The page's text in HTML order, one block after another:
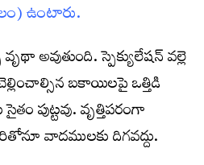
ఉంటారు.
అవుతుంది. స్పెక్యులేషన్‌ వల్లె
బకాయిలపై ఒత్తిడి
పుట్టవు. వృత్తిపరంగా
వాదములకు దిగవద్దు.